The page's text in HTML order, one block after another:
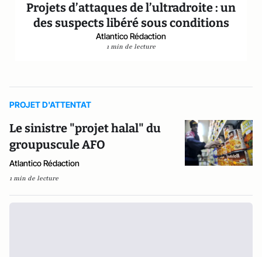
Projets d’attaques de l’ultradroite : un
des suspects libéré sous conditions
Atlantico Rédaction
1 min de lecture
PROJET D'ATTENTAT
Le sinistre "projet halal" du
groupuscule AFO
Atlantico Rédaction
1 min de lecture